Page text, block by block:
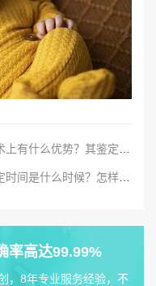
率高达99.99%
，8年专业服务经验，不